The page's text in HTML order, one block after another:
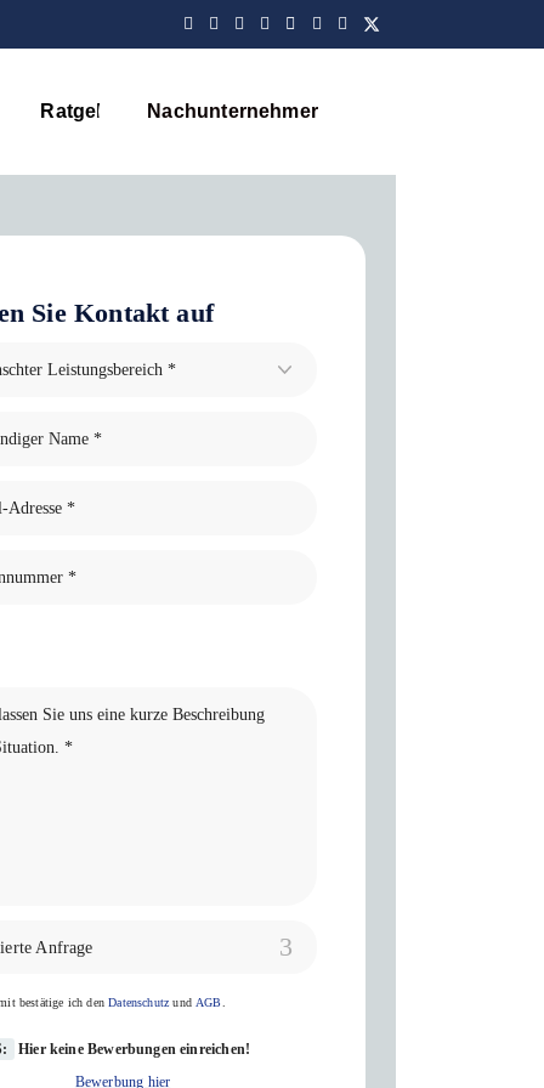
Ratgeber Blog
Nachunternehmer
Sie Kontakt auf
Anfrage
bestätige ich denDatenschutz und AGB
Hier keine Bewerbungen einreichen!
Bewerbung hier